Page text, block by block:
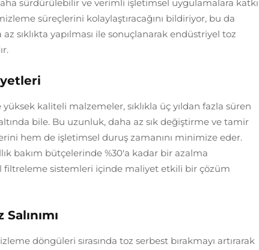
sürdürülebilir ve verimli işletimsel uygulamalara katkı
süreçlerini kolaylaştıracağını bildiriyor, bu da
sıklıkta yapılması ile sonuçlanarak endüstriyel toz
kaliteli malzemeler, sıklıkla üç yıldan fazla süren
bile. Bu uzunluk, daha az sık değiştirme ve tamir
hem de işletimsel duruş zamanını minimize eder.
bakım bütçelerinde %30'a kadar bir azalma
sistemleri içinde maliyet etkili bir çözüm
döngüleri sırasında toz serbest bırakmayı artırarak